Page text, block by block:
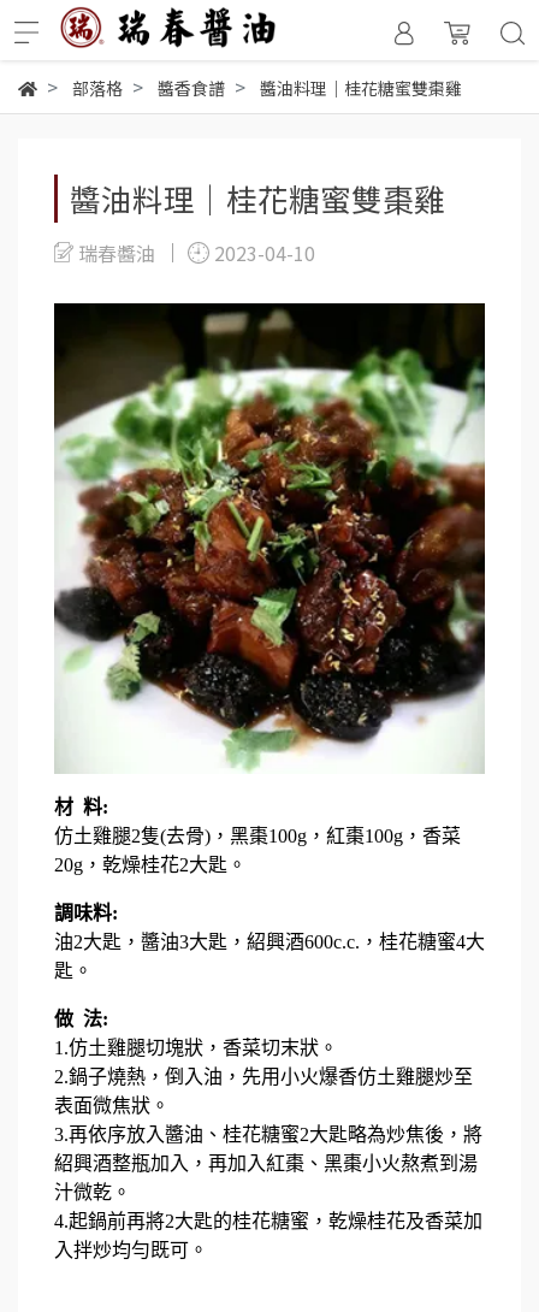
部落格 醬香食譜 醬油料理｜桂花糖蜜雙棗雞
醬油料理｜桂花糖蜜雙棗雞
瑞春醬油 2023-04-10
材 料:
仿土雞腿2隻(去骨)，黑棗100g，紅棗100g，香菜
20g，乾燥桂花2大匙。
調味料:
油2大匙，醬油3大匙，紹興酒600c.c.，桂花糖蜜4大
匙。
做 法:
1.仿土雞腿切塊狀，香菜切末狀。
2.鍋子燒熱，倒入油，先用小火爆香仿土雞腿炒至
表面微焦狀。
3.再依序放入醬油、桂花糖蜜2大匙略為炒焦後，將
紹興酒整瓶加入，再加入紅棗、黑棗小火熬煮到湯
汁微乾。
4.起鍋前再將2大匙的桂花糖蜜，乾燥桂花及香菜加
入拌炒均勻既可。